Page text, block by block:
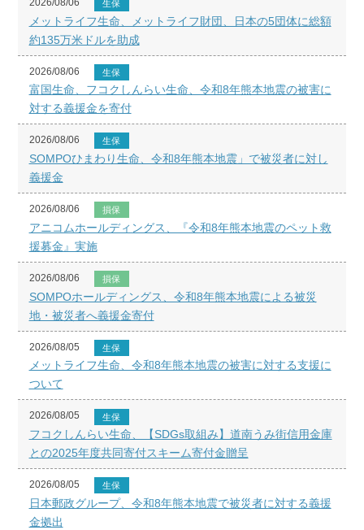
生保
メットライフ生命、メットライフ財団、日本の5団体に総額
約135万米ドルを助成
2026/08/06 生保
富国生命、フコクしんらい生命、令和8年熊本地震の被害に
対する義援金を寄付
2026/08/06 生保
SOMPOひまわり生命、令和8年熊本地震」で被災者に対し
義援金
2026/08/06 損保
アニコムホールディングス、『令和8年熊本地震のペット救
援募金』実施
2026/08/06 損保
SOMPOホールディングス、令和8年熊本地震による被災
地・被災者へ義援金寄付
2026/08/05 生保
メットライフ生命、令和8年熊本地震の被害に対する支援に
ついて
2026/08/05 生保
フコクしんらい生命、【SDGs取組み】道南うみ街信用金庫
との2025年度共同寄付スキーム寄付金贈呈
2026/08/05 生保
日本郵政グループ、令和8年熊本地震で被災者に対する義援
金拠出